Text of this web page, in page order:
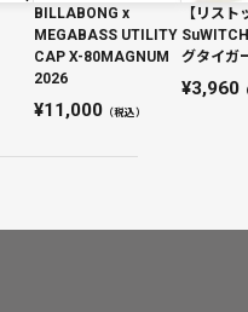
BILLABONG x
MEGABASS UTILITY
CAP X-80MAGNUM
2026
11,000（税込）
【リスト
グタイガ
3,960